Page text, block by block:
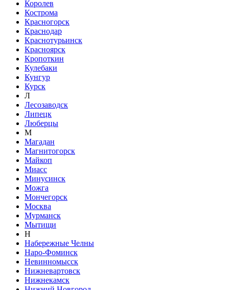
Королев
Кострома
Красногорск
Краснодар
Краснотурьинск
Красноярск
Кропоткин
Кулебаки
Кунгур
Курск
Л
Лесозаводск
Липецк
Люберцы
М
Магадан
Магнитогорск
Майкоп
Миасс
Минусинск
Можга
Мончегорск
Москва
Мурманск
Мытищи
Н
Набережные Челны
Наро-Фоминск
Невинномысск
Нижневартовск
Нижнекамск